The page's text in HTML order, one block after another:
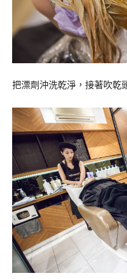
把漂劑沖洗乾淨，接著吹乾